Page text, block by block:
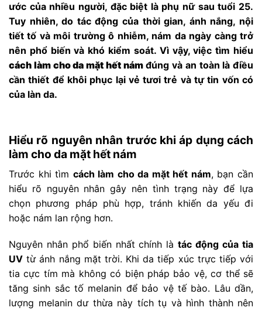
ước của nhiều người, đặc biệt là phụ nữ sau tuổi 25.
Tuy nhiên, do tác động của thời gian, ánh nắng, nội
tiết tố và môi trường ô nhiễm, nám da ngày càng trở
nên phổ biến và khó kiểm soát. Vì vậy, việc tìm hiểu
cách làm cho da mặt hết námđúng và an toàn là điều
cần thiết để khôi phục lại vẻ tươi trẻ và tự tin vốn có
của làn da.
Hiểu rõ nguyên nhân trước khi áp dụng cách
làm cho da mặt hết nám
Trước khi tìm cách làm cho da mặt hết nám, bạn cần
hiểu rõ nguyên nhân gây nên tình trạng này để lựa
chọn phương pháp phù hợp, tránh khiến da yếu đi
hoặc nám lan rộng hơn.
Nguyên nhân phổ biến nhất chính làtác động của tia
UV từ ánh nắng mặt trời. Khi da tiếp xúc trực tiếp với
tia cực tím mà không có biện pháp bảo vệ, cơ thể sẽ
tăng sinh sắc tố melanin để bảo vệ tế bào. Lâu dần,
lượng melanin dư thừa này tích tụ và hình thành nên